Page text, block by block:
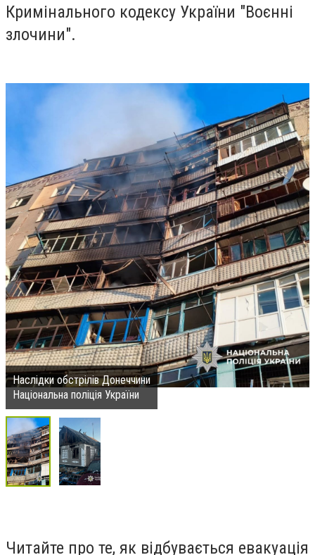
Кримінального кодексу України "Воєнні
злочини".
Наслідки обстрілів Донеччини
Національна поліція України
Читайте про те, як відбувається евакуація